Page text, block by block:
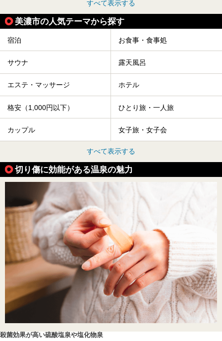
すべて表示する
美濃市の人気テーマから探す
宿泊 お食事・食事処
サウナ 露天風呂
エステ・マッサージ ホテル
格安（1,000円以下） ひとり旅・一人旅
カップル 女子旅・女子会
すべて表示する
切り傷に効能がある温泉の魅力
殺菌効果が高い硫酸塩泉や塩化物泉